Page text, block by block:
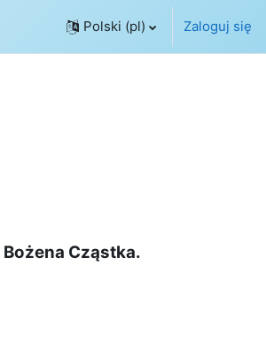
Polski ‎(pl)‎ Zaloguj się
Bożena Cząstka.